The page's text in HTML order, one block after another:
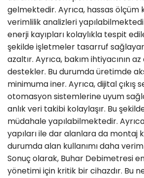
gelmektedir. Ayrıca, hassas ölçüm
verimlilik analizleri
enerji kayıpları kolaylıkla tespit
şekilde işletmeler tasarruf
azaltır. Ayrıca, bakım ihtiyacının
destekler. Bu durumda üretimde
minimuma iner. Ayrıca, dijital çıkış
otomasyon sistemlerine uyum
anlık veri takibi kolaylaşır. Bu
müdahale yapılabilmektedir.
yapıları ile dar alanlara da montaj
durumda alan kullanımı daha
Sonuç olarak, Buhar Debimetresi
yönetimi için kritik bir cihazdır. Bu